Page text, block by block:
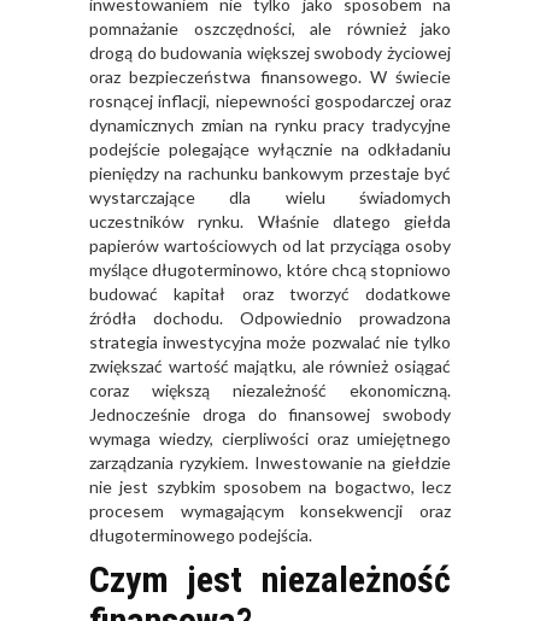
inwestowaniem nie tylko jako sposobem na
pomnażanie oszczędności, ale również jako
drogą do budowania większej swobody życiowej
oraz bezpieczeństwa finansowego. W świecie
rosnącej inflacji, niepewności gospodarczej oraz
dynamicznych zmian na rynku pracy tradycyjne
podejście polegające wyłącznie na odkładaniu
pieniędzy na rachunku bankowym przestaje być
wystarczające dla wielu świadomych
uczestników rynku. Właśnie dlatego giełda
papierów wartościowych od lat przyciąga osoby
myślące długoterminowo, które chcą stopniowo
budować kapitał oraz tworzyć dodatkowe
źródła dochodu. Odpowiednio prowadzona
strategia inwestycyjna może pozwalać nie tylko
zwiększać wartość majątku, ale również osiągać
coraz większą niezależność ekonomiczną.
Jednocześnie droga do finansowej swobody
wymaga wiedzy, cierpliwości oraz umiejętnego
zarządzania ryzykiem. Inwestowanie na giełdzie
nie jest szybkim sposobem na bogactwo, lecz
procesem wymagającym konsekwencji oraz
długoterminowego podejścia.
Czym jest niezależność